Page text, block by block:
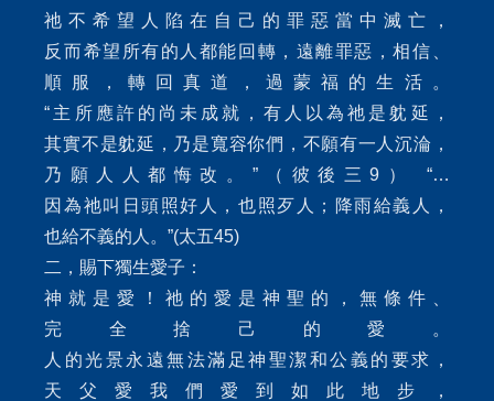
祂不希望人陷在自己的罪惡當中滅亡，
反而希望所有的人都能回轉，遠離罪惡，相信、
順服，轉回真道，過蒙福的生活。
“主所應許的尚未成就，有人以為祂是躭延，
其實不是躭延，乃是寬容你們，不願有一人沉淪，
乃願人人都悔改。”（彼後三9） “…
因為祂叫日頭照好人，也照歹人；降雨給義人，
也給不義的人。”(太五45)
二，賜下獨生愛子：
神就是愛！祂的愛是神聖的，無條件、
完全捨己的愛。
人的光景永遠無法滿足神聖潔和公義的要求，
天父愛我們愛到如此地步，